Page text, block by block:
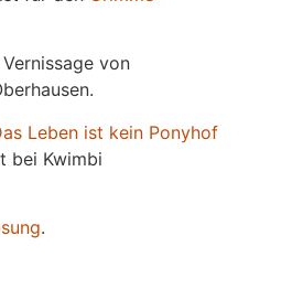
von
Leben ist kein Ponyhof
bei Kwimbi
.